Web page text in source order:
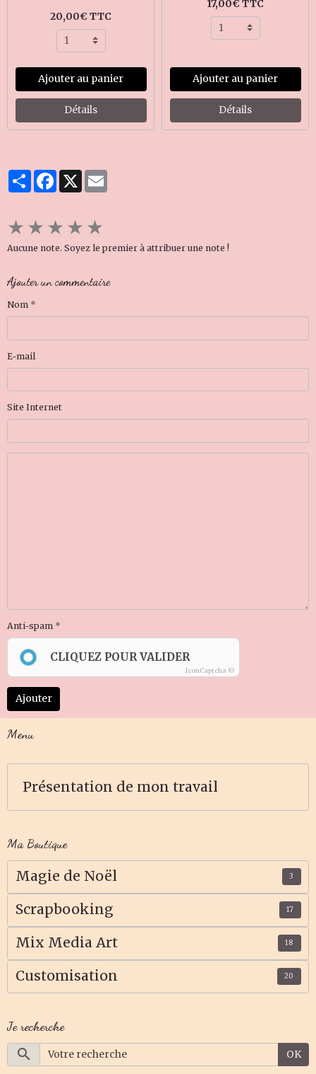
20,00€ TTC
Ajouter au panier
Détails
17,00€ TTC
Ajouter au panier
Détails
PartagerFacebook
X
★★★★★
Aucune note. Soyez le premier à attribuer une note !
Ajouter un commentaire
Nom
E-mail
Site Internet
Anti-spam
CLIQUEZ POUR VALIDER
IconCaptcha ©
Ajouter
Menu
Présentation de mon travail
Ma Boutique
Magie de Noël 3
Scrapbooking 17
Mix Media Art 18
Customisation 20
Je recherche
OK